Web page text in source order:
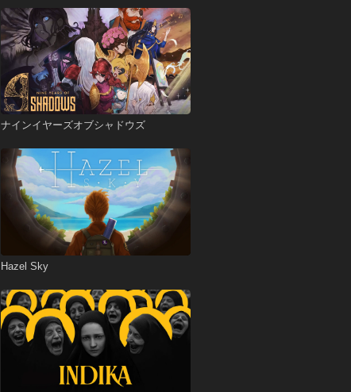
ナインイヤーズオブシャドウズ
Hazel Sky